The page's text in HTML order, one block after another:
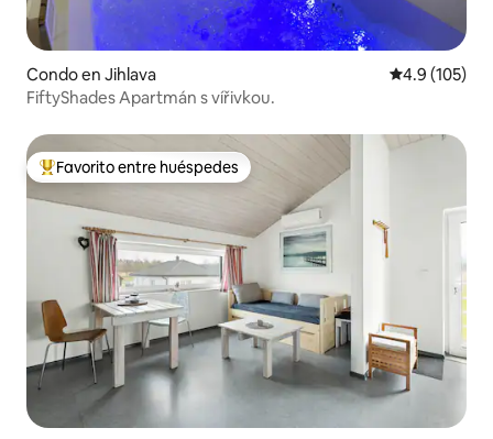
Condo en Jihlava Calificación
4.9 (105)
FiftyShades Apartmán s vířivkou.
Favorito entre huéspedes preferido
Favorito entre huéspedes